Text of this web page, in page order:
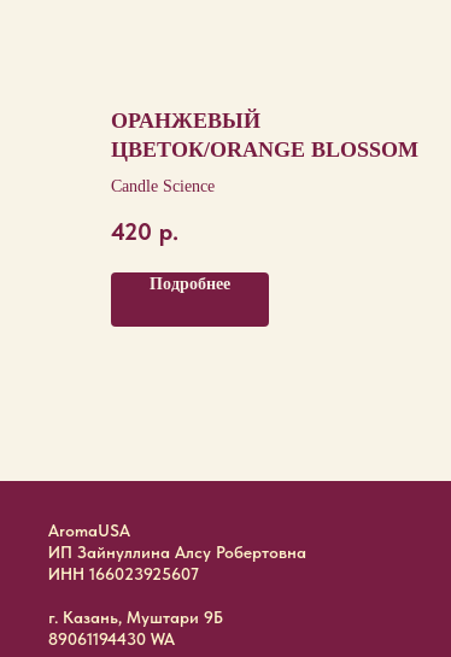
ОРАНЖЕВЫЙ
ЦВЕТОК/ORANGE BLOSSOM
Candle Science
420 р.
Подробнее
AromaUSA
ИП Зайнуллина Алсу Робертовна
ИНН 166023925607
г. Казань, Муштари 9Б
89061194430 WA